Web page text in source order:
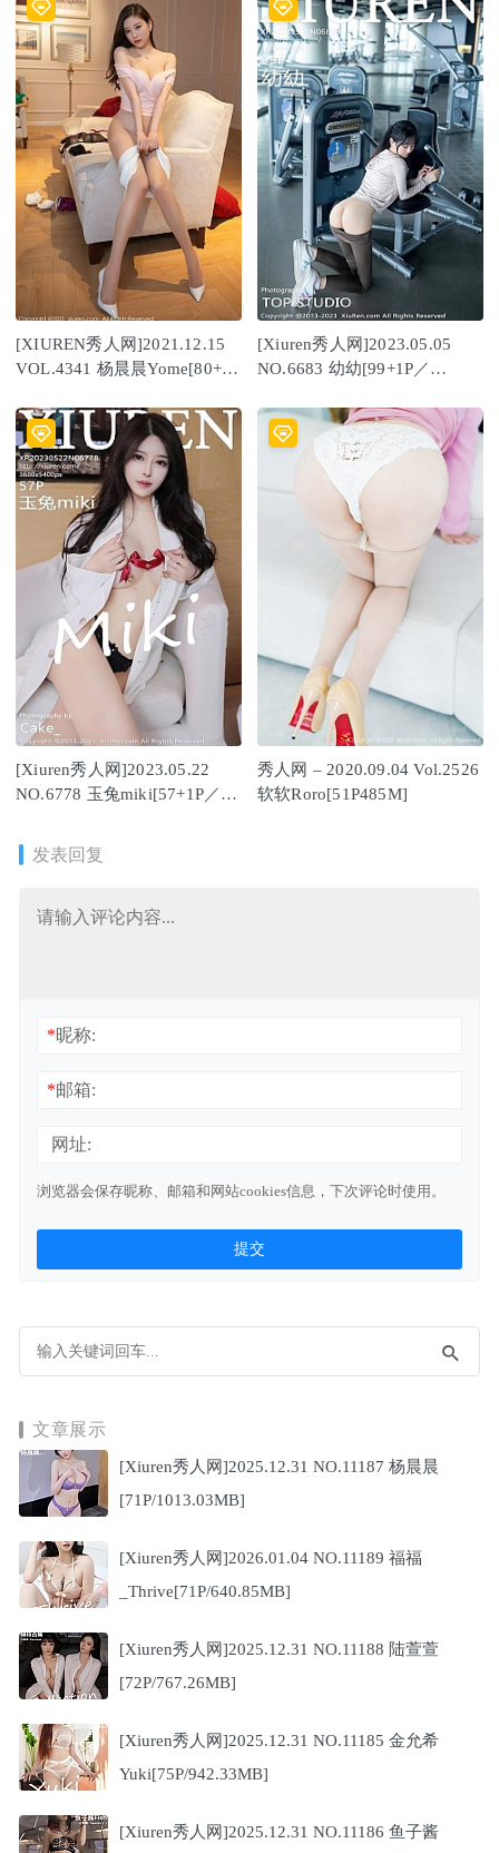
[XIUREN秀人网]2021.12.15
VOL.4341 杨晨晨Yome[80+1P
[Xiuren秀人网]2023.05.05
NO.6683 幼幼[99+1P／
[Xiuren秀人网]2023.05.22
NO.6778 玉兔miki[57+1P／
秀人网 – 2020.09.04 Vol.2526
软软Roro[51P485M]
发表回复
*昵称:
*邮箱:
网址:
浏览器会保存昵称、邮箱和网站cookies信息，下次评论时使用。
文章展示
[Xiuren秀人网]2025.12.31 NO.11187 杨晨晨
[71P/1013.03MB]
[Xiuren秀人网]2026.01.04 NO.11189 福福
_Thrive[71P/640.85MB]
[Xiuren秀人网]2025.12.31 NO.11188 陆萱萱
[72P/767.26MB]
[Xiuren秀人网]2025.12.31 NO.11185 金允希
Yuki[75P/942.33MB]
[Xiuren秀人网]2025.12.31 NO.11186 鱼子酱